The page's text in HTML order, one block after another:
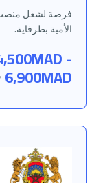
فرصة لشغل منصب
الأمية بطرفاية.
-
6,900MAD